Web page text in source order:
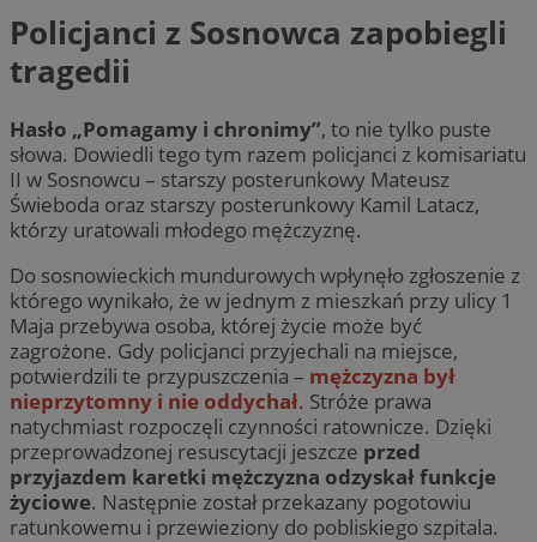
Policjanci z Sosnowca zapobiegli
tragedii
Hasło „Pomagamy i chronimy”, to nie tylko puste
słowa. Dowiedli tego tym razem policjanci z komisariatu
II w Sosnowcu – starszy posterunkowy Mateusz
Świeboda oraz starszy posterunkowy Kamil Latacz,
którzy uratowali młodego mężczyznę.
Do sosnowieckich mundurowych wpłynęło zgłoszenie z
którego wynikało, że w jednym z mieszkań przy ulicy 1
Maja przebywa osoba, której życie może być
zagrożone. Gdy policjanci przyjechali na miejsce,
potwierdzili te przypuszczenia – mężczyzna był
nieprzytomny i nie oddychał. Stróże prawa
natychmiast rozpoczęli czynności ratownicze. Dzięki
przeprowadzonej resuscytacji jeszcze przed
przyjazdem karetki mężczyzna odzyskał funkcje
życiowe. Następnie został przekazany pogotowiu
ratunkowemu i przewieziony do pobliskiego szpitala.